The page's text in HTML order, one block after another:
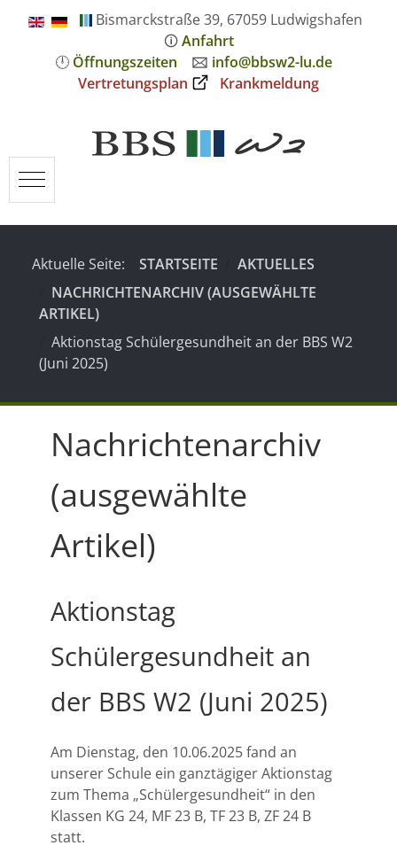
Bismarckstraße 39, 67059 Ludwigshafen
🛈Anfahrt
🕛 Öffnungszeiten 🖂 info@bbsw2-lu.de
Vertretungsplan
Krankmeldung
Mobile Menu Toggle
Aktuelle Seite: STARTSEITE
AKTUELLES
NACHRICHTENARCHIV (AUSGEWÄHLTE
ARTIKEL)
Aktionstag Schülergesundheit an der BBS W2
(Juni 2025)
Nachrichtenarchiv
(ausgewählte
Artikel)
Aktionstag
Schülergesundheit an
der BBS W2 (Juni 2025)
Am Dienstag, den 10.06.2025 fand an
unserer Schule ein ganztägiger Aktionstag
zum Thema „Schülergesundheit“ in den
Klassen KG 24, MF 23 B, TF 23 B, ZF 24 B
statt.